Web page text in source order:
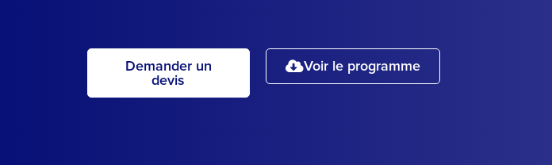
Demander un
devis
Voir le programme